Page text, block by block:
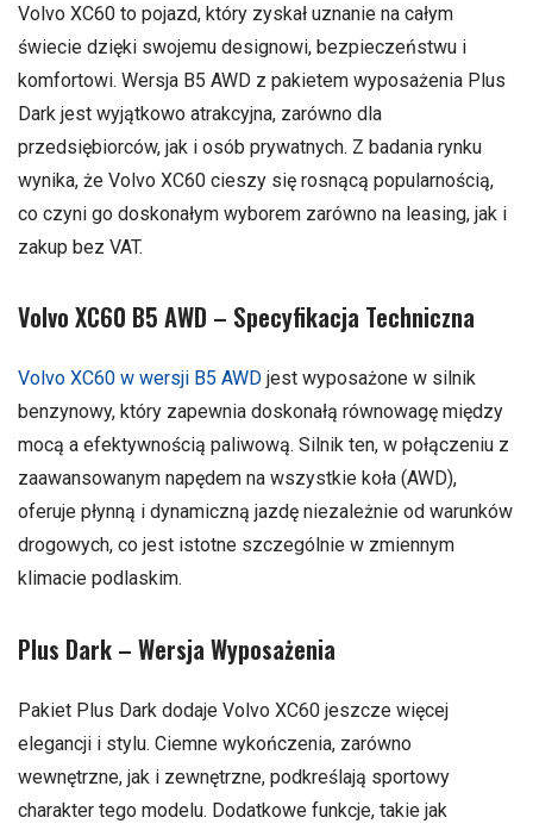
Volvo XC60 to pojazd, który zyskał uznanie na całym
świecie dzięki swojemu designowi, bezpieczeństwu i
komfortowi. Wersja B5 AWD z pakietem wyposażenia Plus
Dark jest wyjątkowo atrakcyjna, zarówno dla
przedsiębiorców, jak i osób prywatnych. Z badania rynku
wynika, że Volvo XC60 cieszy się rosnącą popularnością,
co czyni go doskonałym wyborem zarówno na leasing, jak i
zakup bez VAT.
Volvo XC60 B5 AWD – Specyfikacja Techniczna
Volvo XC60 w wersji B5 AWD jest wyposażone w silnik
benzynowy, który zapewnia doskonałą równowagę między
mocą a efektywnością paliwową. Silnik ten, w połączeniu z
zaawansowanym napędem na wszystkie koła (AWD),
oferuje płynną i dynamiczną jazdę niezależnie od warunków
drogowych, co jest istotne szczególnie w zmiennym
klimacie podlaskim.
Plus Dark – Wersja Wyposażenia
Pakiet Plus Dark dodaje Volvo XC60 jeszcze więcej
elegancji i stylu. Ciemne wykończenia, zarówno
wewnętrzne, jak i zewnętrzne, podkreślają sportowy
charakter tego modelu. Dodatkowe funkcje, takie jak